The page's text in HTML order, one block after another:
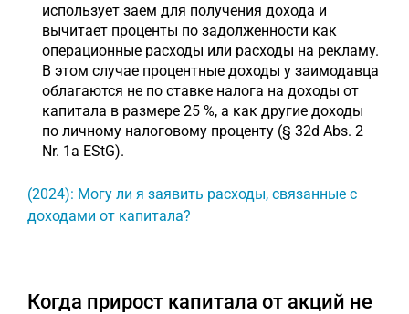
использует заем для получения дохода и
вычитает проценты по задолженности как
операционные расходы или расходы на рекламу.
В этом случае процентные доходы у заимодавца
облагаются не по ставке налога на доходы от
капитала в размере 25 %, а как другие доходы
по личному налоговому проценту (§ 32d Abs. 2
Nr. 1a EStG).
(2024): Могу ли я заявить расходы, связанные с
доходами от капитала?
Когда прирост капитала от акций не